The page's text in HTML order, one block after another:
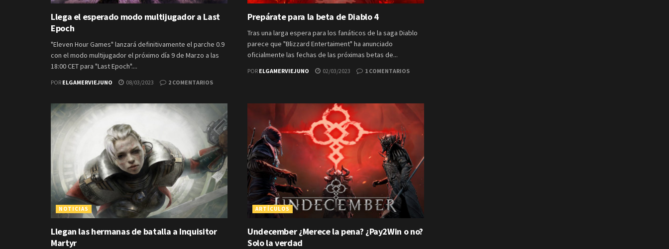
Llega el esperado modo multijugador a Last
Epoch
"Eleven Hour Games" lanzará definitivamente el parche 0.9
con el modo multijugador el próximo día 9 de Marzo a las
18:00 CET para "Last Epoch"....
POR ELGAMERVIEJUNO 08/03/2023 2 COMENTARIOS
Prepárate para la beta de Diablo 4
Tras una larga espera para los fanáticos de la saga Diablo
parece que "Blizzard Entertaiment" ha anunciado
oficialmente las fechas de las próximas betas de...
POR ELGAMERVIEJUNO 02/03/2023 1 COMENTARIOS
NOTICIAS
Llegan las hermanas de batalla a Inquisitor
Martyr
ARTÍCULOS
Undecember ¿Merece la pena? ¿Pay2Win o no?
Solo la verdad